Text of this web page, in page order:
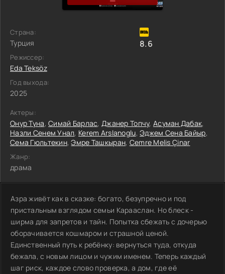
Страна:
Турция
Режиссер:
Eda Teksöz
Год выхода:
2025
8.6
Актеры:
Онур Туна,Симай Барлас,Джанер Топчу, Асуман Дабак,
Назли Сенем Унал, Kerem Arslanoglu,Эджем Сена Байыр,
Сема Гюльтекин,Эмре Ташкыран, Cemre Melis Çinar
Жанр:
драма
Азра живёт как в сказке: богато, безупречно и под
пристальным взглядом семьи Карааслан. Но блеск -
ширма для запретов и тайн. Попытка сбежать с дочерью
оборачивается кошмаром и страшной ценой.
Единственный путь к ребёнку: вернуться туда, откуда
бежала, с новым лицом и чужим именем. Теперь каждый
шаг риск, каждое слово проверка, а дом, где её